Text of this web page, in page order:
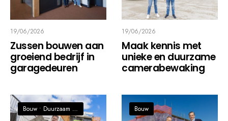
19/06/2026
Zussen bouwen aan
groeiend bedrijf in
garagedeuren
19/06/2026
Maak kennis met
unieke en duurzame
camerabewaking
Bouw • Duurzaam / Circulaire economie Bouw